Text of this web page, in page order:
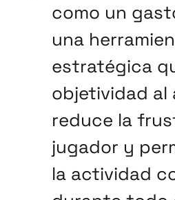
como un
una
estratégica
objetividad al
reduce la
jugador y
la actividad